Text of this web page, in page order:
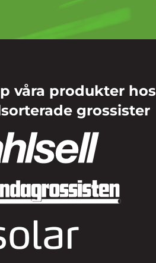
våra produkter hos
grossister